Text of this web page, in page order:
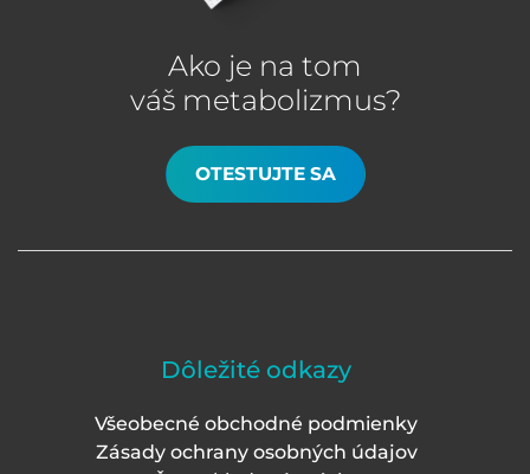
Ako je na tom
váš metabolizmus?
OTESTUJTE SA
Dôležité odkazy
Všeobecné obchodné podmienky
Zásady ochrany osobných údajov